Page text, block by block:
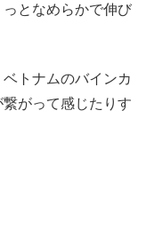
となめらかで伸び
トナムのバインカ
がって感じたりす